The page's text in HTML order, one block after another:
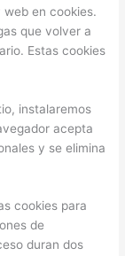
en cookies.
que volver a
Estas cookies
instalaremos
acepta
y se elimina
cookies para
de
duran dos